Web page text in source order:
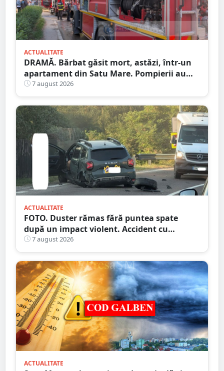
ACTUALITATE
DRAMĂ. Bărbat găsit mort, astăzi, într-un
apartament din Satu Mare. Pompierii au
spart ușa
7 august 2026
ACTUALITATE
FOTO. Duster rămas fără puntea spate
după un impact violent. Accident cu
implicarea unei mașini din Satu Mare
7 august 2026
ACTUALITATE